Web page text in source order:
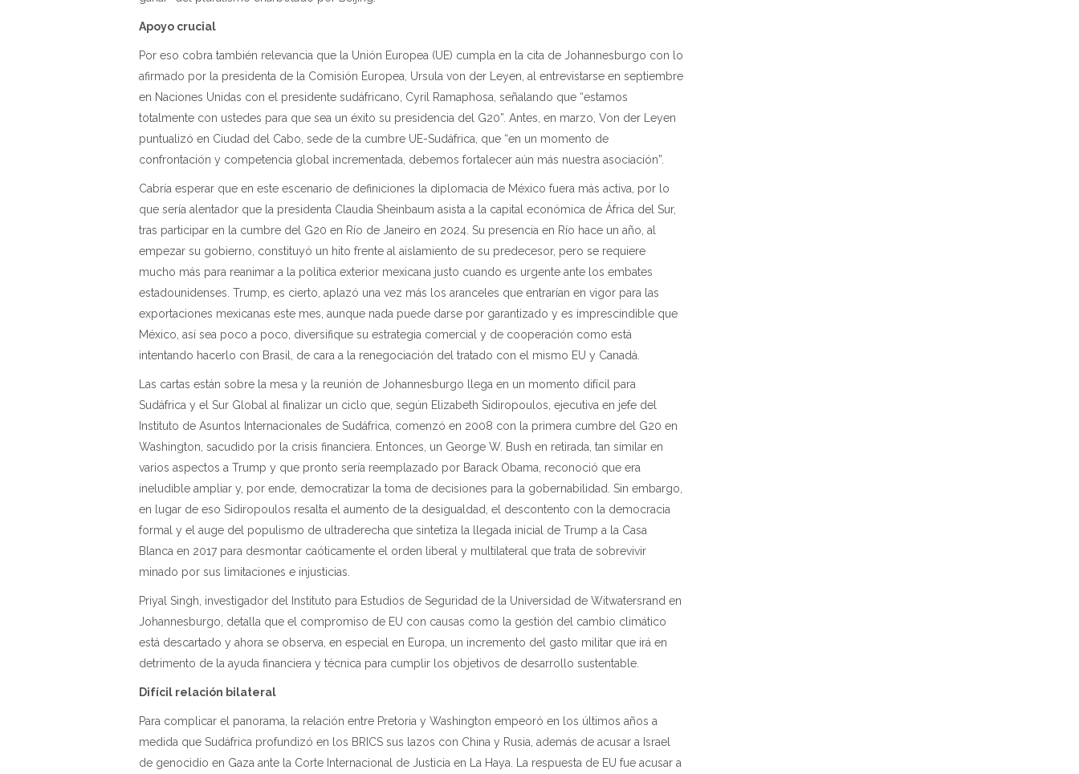
Apoyo crucial
Por eso cobra también relevancia que la Unión Europea (UE) cumpla en la cita de Johannesburgo con lo
afirmado por la presidenta de la Comisión Europea, Ursula von der Leyen, al entrevistarse en septiembre
en Naciones Unidas con el presidente sudáfricano, Cyril Ramaphosa, señalando que “estamos
totalmente con ustedes para que sea un éxito su presidencia del G20”. Antes, en marzo, Von der Leyen
puntualizó en Ciudad del Cabo, sede de la cumbre UE-Sudáfrica, que “en un momento de
confrontación y competencia global incrementada, debemos fortalecer aún más nuestra asociación”.
Cabría esperar que en este escenario de definiciones la diplomacia de México fuera más activa, por lo
que sería alentador que la presidenta Claudia Sheinbaum asista a la capital económica de África del Sur,
tras participar en la cumbre del G20 en Río de Janeiro en 2024. Su presencia en Río hace un año, al
empezar su gobierno, constituyó un hito frente al aislamiento de su predecesor, pero se requiere
mucho más para reanimar a la política exterior mexicana justo cuando es urgente ante los embates
estadounidenses. Trump, es cierto, aplazó una vez más los aranceles que entrarían en vigor para las
exportaciones mexicanas este mes, aunque nada puede darse por garantizado y es imprescindible que
México, así sea poco a poco, diversifique su estrategia comercial y de cooperación como está
intentando hacerlo con Brasil, de cara a la renegociación del tratado con el mismo EU y Canadá.
Las cartas están sobre la mesa y la reunión de Johannesburgo llega en un momento difícil para
Sudáfrica y el Sur Global al finalizar un ciclo que, según Elizabeth Sidiropoulos, ejecutiva en jefe del
Instituto de Asuntos Internacionales de Sudáfrica, comenzó en 2008 con la primera cumbre del G20 en
Washington, sacudido por la crisis financiera. Entonces, un George W. Bush en retirada, tan similar en
varios aspectos a Trump y que pronto sería reemplazado por Barack Obama, reconoció que era
ineludible ampliar y, por ende, democratizar la toma de decisiones para la gobernabilidad. Sin embargo,
en lugar de eso Sidiropoulos resalta el aumento de la desigualdad, el descontento con la democracia
formal y el auge del populismo de ultraderecha que sintetiza la llegada inicial de Trump a la Casa
Blanca en 2017 para desmontar caóticamente el orden liberal y multilateral que trata de sobrevivir
minado por sus limitaciones e injusticias.
Priyal Singh, investigador del Instituto para Estudios de Seguridad de la Universidad de Witwatersrand en
Johannesburgo, detalla que el compromiso de EU con causas como la gestión del cambio climático
está descartado y ahora se observa, en especial en Europa, un incremento del gasto militar que irá en
detrimento de la ayuda financiera y técnica para cumplir los objetivos de desarrollo sustentable.
Difícil relación bilateral
Para complicar el panorama, la relación entre Pretoria y Washington empeoró en los últimos años a
medida que Sudáfrica profundizó en los BRICS sus lazos con China y Rusia, además de acusar a Israel
de genocidio en Gaza ante la Corte Internacional de Justicia en La Haya. La respuesta de EU fue acusar a